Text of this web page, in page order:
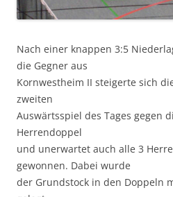
Nach einer knappen 3:5
die Gegner aus
Kornwestheim II steigerte sich
zweiten
Auswärtsspiel des Tages gegen
Herrendoppel
und unerwartet auch alle 3
gewonnen. Dabei wurde
der Grundstock in den Doppeln